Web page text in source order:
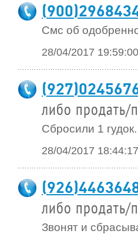
Смс об
28/04/2017 19:59:00
либо продать/
Сбросили 1
28/04/2017 18:44:17
либо продать/
Звонят и